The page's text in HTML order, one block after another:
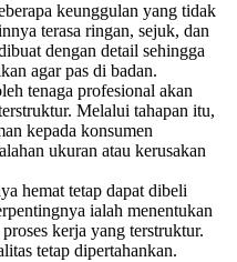
keunggulan yang tidak
terasa ringan, sejuk, dan
dengan detail sehingga
agar pas di badan.
tenaga profesional akan
Melalui tahapan itu,
kepada konsumen
ukuran atau kerusakan
hemat tetap dapat dibeli
ialah menentukan
kerja yang terstruktur.
tetap dipertahankan.